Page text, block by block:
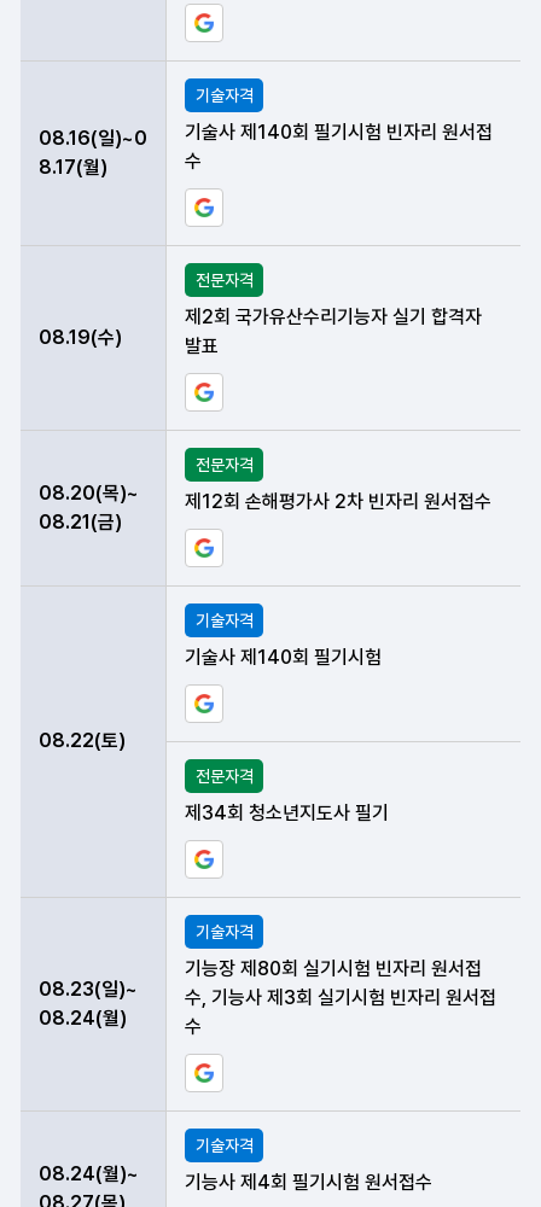
구글 일정에 현재 데이터 등록하기
08.16(일)~0
8.17(월)
기술자격
기술사 제140회 필기시험 빈자리 원서접
수
구글 일정에 현재 데이터 등록하기
08.19(수)
전문자격
제2회 국가유산수리기능자 실기 합격자
발표
구글 일정에 현재 데이터 등록하기
08.20(목)~
08.21(금)
전문자격
제12회 손해평가사 2차 빈자리 원서접수
구글 일정에 현재 데이터 등록하기
08.22(토)
기술자격
기술사 제140회 필기시험
구글 일정에 현재 데이터 등록하기
전문자격
제34회 청소년지도사 필기
구글 일정에 현재 데이터 등록하기
08.23(일)~
08.24(월)
기술자격
기능장 제80회 실기시험 빈자리 원서접
수, 기능사 제3회 실기시험 빈자리 원서접
수
구글 일정에 현재 데이터 등록하기
08.24(월)~
기술자격
기능사 제4회 필기시험 원서접수